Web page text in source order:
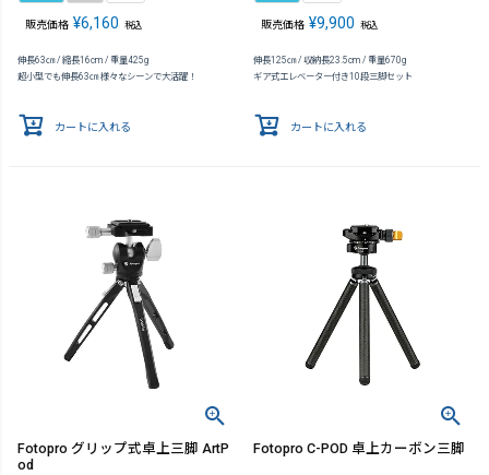
販売価格 ¥6,160 税込
伸長63㎝ / 縮長16cm / 重量425g
超小型でも伸長63㎝ 様々なシーンで大活躍！
カートに入れる
販売価格 ¥9,900 税込
伸長125㎝ / 収納長23.5cm / 重量670g
ギア式エレベーター付き10段三脚セット
カートに入れる
Fotopro グリップ式卓上三脚 ArtP
od
Fotopro C-POD 卓上カーボン三脚